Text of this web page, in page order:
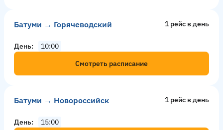
Батуми → Горячеводский 1 рейс в день
День
10:00
Смотреть расписание
Батуми → Новороссийск 1 рейс в день
День
15:00